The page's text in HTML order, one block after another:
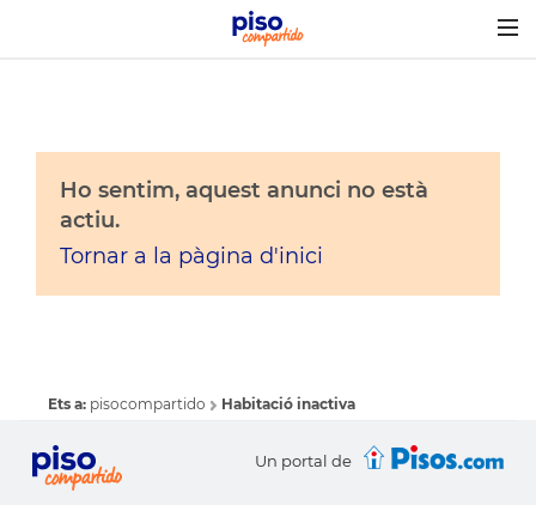
Ho sentim, aquest anunci no està
actiu.
Tornar a la pàgina d'inici
Ets a: pisocompartido Habitació inactiva
Un portal de